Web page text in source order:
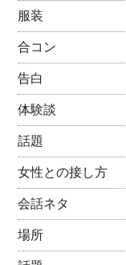
服装
合コン
告白
体験談
話題
女性との接し方
会話ネタ
場所